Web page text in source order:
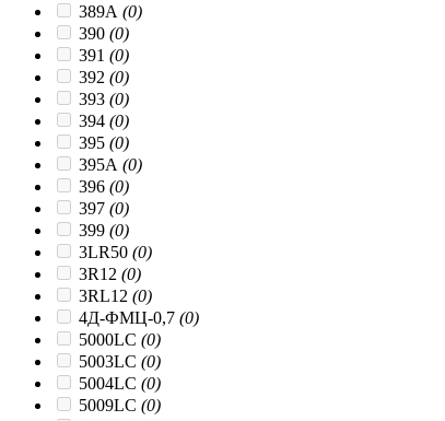
389A (0)
390 (0)
391 (0)
392 (0)
393 (0)
394 (0)
395 (0)
395A (0)
396 (0)
397 (0)
399 (0)
3LR50 (0)
3R12 (0)
3RL12 (0)
4Д-ФМЦ-0,7 (0)
5000LC (0)
5003LC (0)
5004LC (0)
5009LC (0)